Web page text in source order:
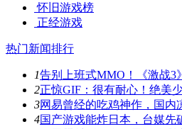
怀旧游戏榜
正经游戏
热门新闻排行
1告别上班式MMO！《激战3
2正惊GIF：很有耐心！绝美
3网易曾经的吃鸡神作，国内
4国产游戏能炸日本，台媒先